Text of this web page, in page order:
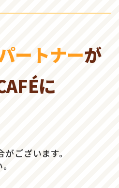
ートナーが
に
ございます。